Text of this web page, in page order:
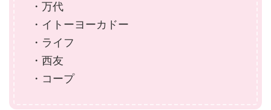
・万代
・イトーヨーカドー
・ライフ
・西友
・コープ